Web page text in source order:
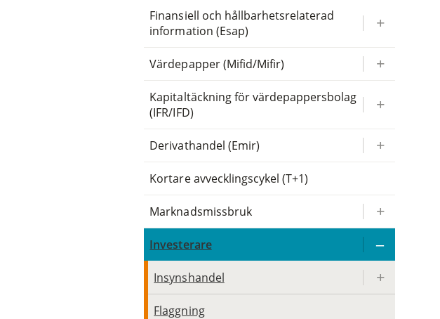
Finansiell och hållbarhetsrelaterad
information (Esap)
Värdepapper (Mifid/Mifir)
Kapitaltäckning för värdepappersbolag
(IFR/IFD)
Derivathandel (Emir)
Kortare avvecklingscykel (T+1)
Marknadsmissbruk
Investerare
Insynshandel
Flaggning